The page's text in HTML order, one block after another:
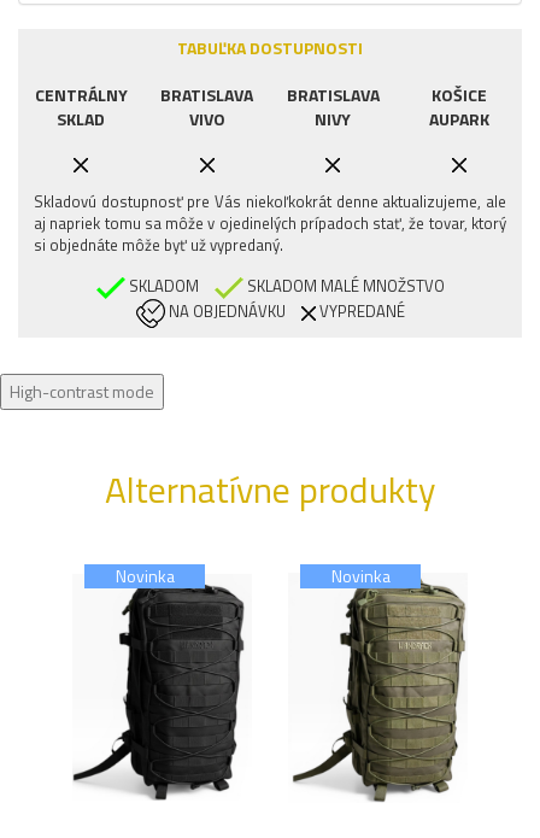
TABUĽKA DOSTUPNOSTI
CENTRÁLNY
SKLAD
BRATISLAVA
VIVO
BRATISLAVA
NIVY
KOŠICE
AUPARK
Skladovú dostupnosť pre Vás niekoľkokrát denne aktualizujeme, ale
aj napriek tomu sa môže v ojedinelých prípadoch stať, že tovar, ktorý
si objednáte môže byť už vypredaný.
SKLADOM
SKLADOM MALÉ MNOŽSTVO
NA OBJEDNÁVKU
VYPREDANÉ
High-contrast mode
Alternatívne produkty
Novinka Novinka